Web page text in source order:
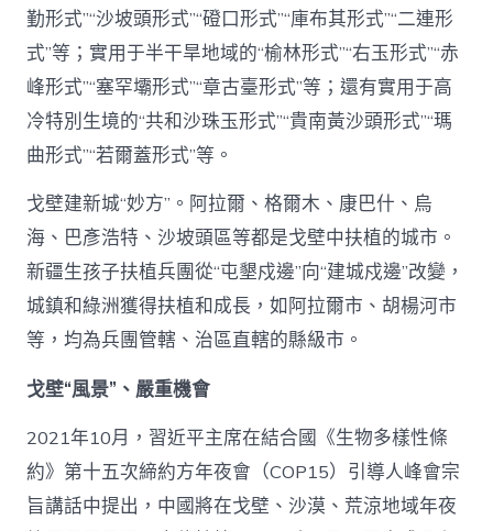
勤形式”“沙坡頭形式”“磴口形式”“庫布其形式”“二連形
式”等；實用于半干旱地域的“榆林形式”“右玉形式”“赤
峰形式”“塞罕壩形式”“章古臺形式”等；還有實用于高
冷特別生境的“共和沙珠玉形式”“貴南黃沙頭形式”“瑪
曲形式”“若爾蓋形式”等。
戈壁建新城“妙方”。阿拉爾、格爾木、康巴什、烏
海、巴彥浩特、沙坡頭區等都是戈壁中扶植的城市。
新疆生孩子扶植兵團從“屯墾戍邊”向“建城戍邊”改變，
城鎮和綠洲獲得扶植和成長，如阿拉爾市、胡楊河市
等，均為兵團管轄、治區直轄的縣級市。
戈壁“風景”、嚴重機會
2021年10月，習近平主席在結合國《生物多樣性條
約》第十五次締約方年夜會（COP15）引導人峰會宗
旨講話中提出，中國將在戈壁、沙漠、荒涼地域年夜